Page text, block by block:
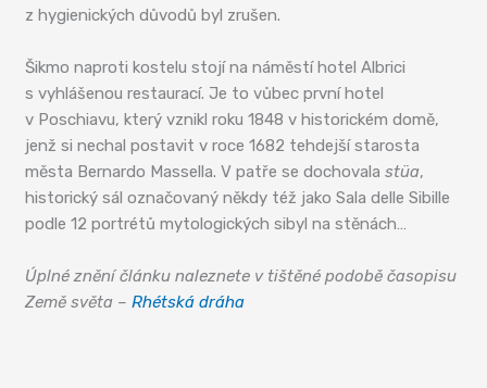
z hygienických důvodů byl zrušen.
Šikmo naproti kostelu stojí na náměstí hotel Albrici
s vyhlášenou restaurací. Je to vůbec první hotel
v Poschiavu, který vznikl roku 1848 v historickém domě,
jenž si nechal postavit v roce 1682 tehdejší starosta
města Bernardo Massella. V patře se dochovalastüa,
historický sál označovaný někdy též jako Sala delle Sibille
podle 12 portrétů mytologických sibyl na stěnách…
Úplné znění článku naleznete v tištěné podobě časopisu
Země světa –Rhétská dráha